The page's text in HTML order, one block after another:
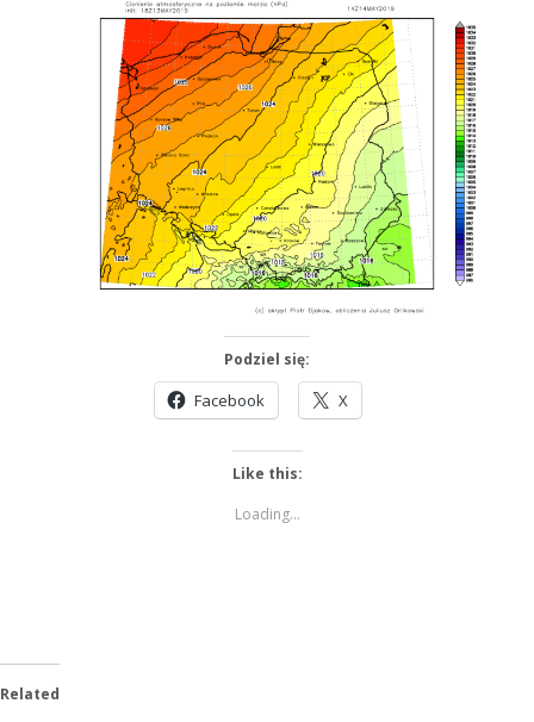
Podziel się:
Facebook X
Like this:
Loading...
Related